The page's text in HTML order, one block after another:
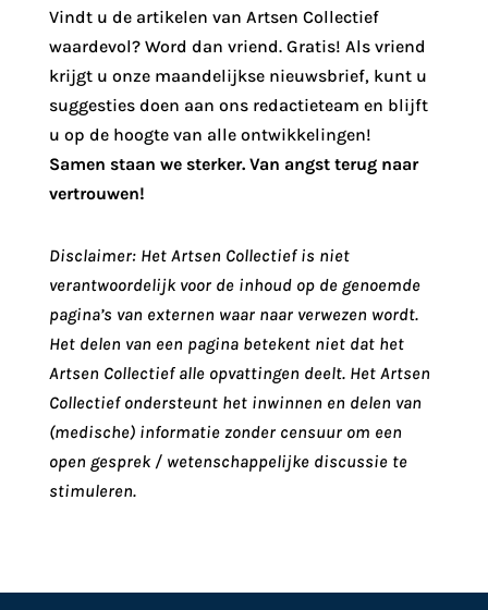
Vindt u de artikelen van Artsen Collectief
waardevol? Word dan vriend. Gratis! Als vriend
krijgt u onze maandelijkse nieuwsbrief, kunt u
suggesties doen aan ons redactieteam en blijft
u op de hoogte van alle ontwikkelingen!
Samen staan we sterker. Van angst terug naar
vertrouwen!
Disclaimer: Het Artsen Collectief is niet
verantwoordelijk voor de inhoud op de genoemde
pagina’s van externen waar naar verwezen wordt.
Het delen van een pagina betekent niet dat het
Artsen Collectief alle opvattingen deelt. Het Artsen
Collectief ondersteunt het inwinnen en delen van
(medische) informatie zonder censuur om een
open gesprek / wetenschappelijke discussie te
stimuleren.